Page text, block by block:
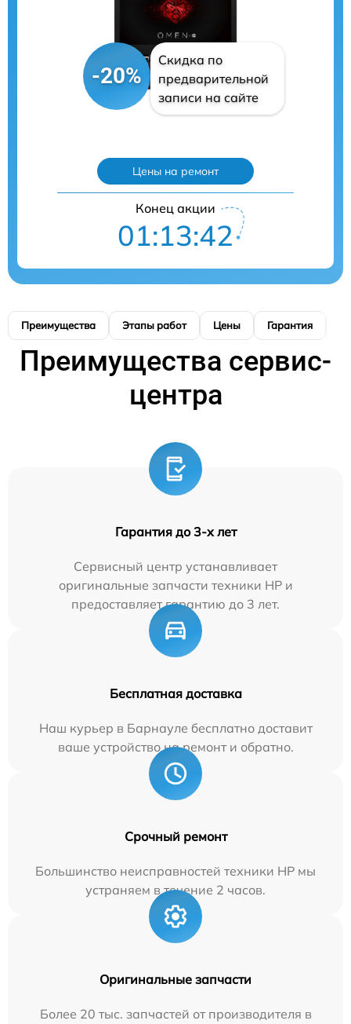
-20%
Скидка по
предварительной
записи на сайте
Цены на ремонт
Конец акции
01:13:40
Преимущества Этапы работ Цены Гарантия
Преимущества сервис-
центра
Гарантия до 3-х лет
Сервисный центр устанавливает
оригинальные запчасти техники HP и
предоставляет гарантию до 3 лет.
Бесплатная доставка
Наш курьер в Барнауле бесплатно доставит
ваше устройство на ремонт и обратно.
Срочный ремонт
Большинство неисправностей техники HP мы
устраняем в течение 2 часов.
Оригинальные запчасти
Более 20 тыс. запчастей от производителя в